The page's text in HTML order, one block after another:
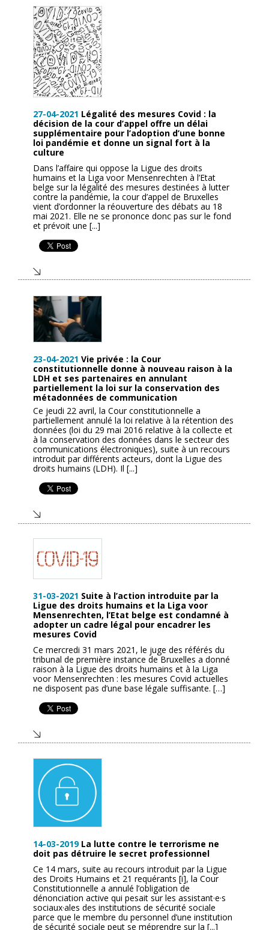
27-04-2021 Légalité des mesures Covid : la
décision de la cour d’appel offre un délai
supplémentaire pour l’adoption d’une bonne
loi pandémie et donne un signal fort à la
culture
Dans l’affaire qui oppose la Ligue des droits
humains et la Liga voor Mensenrechten à l’Etat
belge sur la légalité des mesures destinées à lutter
contre la pandémie, la cour d’appel de Bruxelles
vient d’ordonner la réouverture des débats au 18
mai 2021. Elle ne se prononce donc pas sur le fond
et prévoit une [...]
23-04-2021 Vie privée : la Cour
constitutionnelle donne à nouveau raison à la
LDH et ses partenaires en annulant
partiellement la loi sur la conservation des
métadonnées de communication
Ce jeudi 22 avril, la Cour constitutionnelle a
partiellement annulé la loi relative à la rétention des
données (loi du 29 mai 2016 relative à la collecte et
à la conservation des données dans le secteur des
communications électroniques), suite à un recours
introduit par différents acteurs, dont la Ligue des
droits humains (LDH). Il [...]
31-03-2021 Suite à l’action introduite par la
Ligue des droits humains et la Liga voor
Mensenrechten, l’Etat belge est condamné à
adopter un cadre légal pour encadrer les
mesures Covid
Ce mercredi 31 mars 2021, le juge des référés du
tribunal de première instance de Bruxelles a donné
raison à la Ligue des droits humains et à la Liga
voor Mensenrechten : les mesures Covid actuelles
ne disposent pas d’une base légale suffisante. […]
14-03-2019 La lutte contre le terrorisme ne
doit pas détruire le secret professionnel
Ce 14 mars, suite au recours introduit par la Ligue
des Droits Humains et 21 requérants [i], la Cour
Constitutionnelle a annulé l’obligation de
dénonciation active qui pesait sur les assistant·e·s
sociaux·ales des institutions de sécurité sociale
parce que le membre du personnel d’une institution
de sécurité sociale peut se méprendre sur la [...]